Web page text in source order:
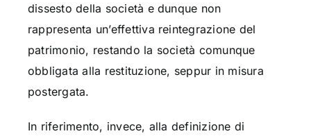
dissesto della società e dunque non
rappresenta un’effettiva reintegrazione del
patrimonio, restando la società comunque
obbligata alla restituzione, seppur in misura
postergata.
In riferimento, invece, alla definizione di